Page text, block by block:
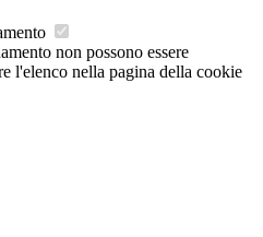
non possono essere
l'elenco nella pagina della cookie